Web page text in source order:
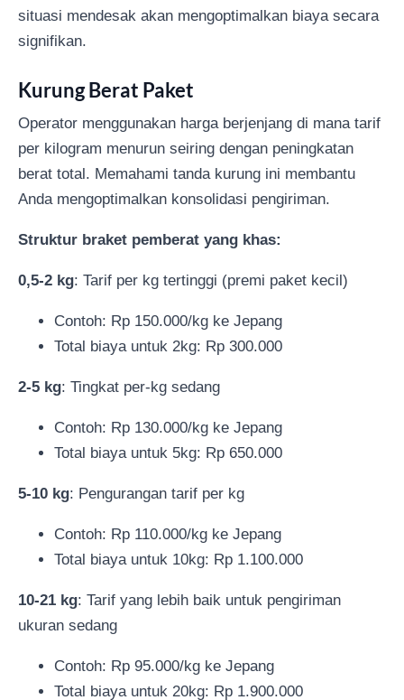
situasi mendesak akan mengoptimalkan biaya secara
signifikan.
Kurung Berat Paket
Operator menggunakan harga berjenjang di mana tarif
per kilogram menurun seiring dengan peningkatan
berat total. Memahami tanda kurung ini membantu
Anda mengoptimalkan konsolidasi pengiriman.
Struktur braket pemberat yang khas:
0,5-2 kg: Tarif per kg tertinggi (premi paket kecil)
Contoh: Rp 150.000/kg ke Jepang
Total biaya untuk 2kg: Rp 300.000
2-5 kg: Tingkat per-kg sedang
Contoh: Rp 130.000/kg ke Jepang
Total biaya untuk 5kg: Rp 650.000
5-10 kg: Pengurangan tarif per kg
Contoh: Rp 110.000/kg ke Jepang
Total biaya untuk 10kg: Rp 1.100.000
10-21 kg: Tarif yang lebih baik untuk pengiriman
ukuran sedang
Contoh: Rp 95.000/kg ke Jepang
Total biaya untuk 20kg: Rp 1.900.000